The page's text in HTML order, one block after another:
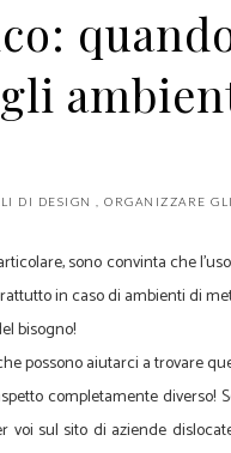
DI DESIGN ORGANIZZARE
sono convinta che
in caso di ambienti di
bisogno!
possono aiutarci a trovare
completamente diverso!
sul sito di aziende